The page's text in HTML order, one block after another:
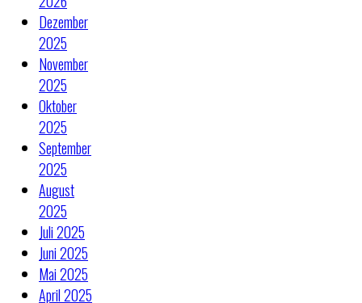
Dezember
2025
November
2025
Oktober
2025
September
2025
August
2025
Juli 2025
Juni 2025
Mai 2025
April 2025